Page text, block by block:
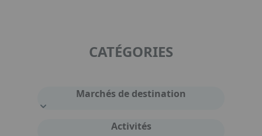
CATÉGORIES
Marchés de destination
Activités